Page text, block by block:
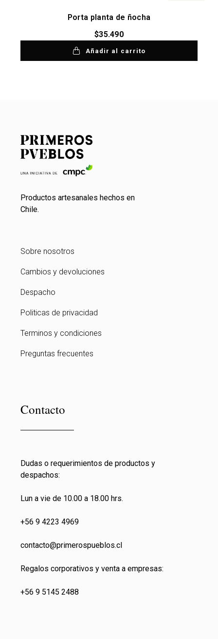
Porta planta de ñocha
$35.490
Añadir al carrito
Productos artesanales hechos en
Chile.
Sobre nosotros
Cambios y devoluciones
Despacho
Politicas de privacidad
Terminos y condiciones
Preguntas frecuentes
Contacto
Dudas o requerimientos de productos y
despachos:
Lun a vie de 10.00 a 18.00 hrs.
+56 9 4223 4969
contacto@primerospueblos.cl
Regalos corporativos y venta a empresas:
+56 9 5145 2488